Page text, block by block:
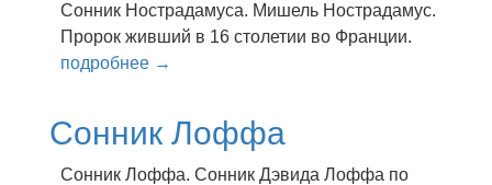
Сонник Нострадамуса. Мишель Нострадамус.
Пророк живший в 16 столетии во Франции.
подробнее →
Сонник Лоффа
Сонник Лоффа. Сонник Дэвида Лоффа по